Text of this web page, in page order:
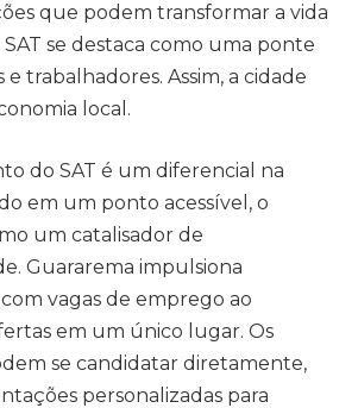
que podem transformar a vida
SAT se destaca como uma ponte
trabalhadores. Assim, a cidade
local.
do SAT é um diferencial na
em um ponto acessível, o
um catalisador de
Guararema impulsiona
vagas de emprego ao
em um único lugar. Os
se candidatar diretamente,
personalizadas para